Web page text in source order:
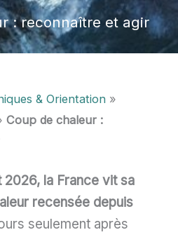
: reconnaître et agir
& Orientation »
Coup de chaleur :
2026, la France vit sa
recensée depuis
seulement après